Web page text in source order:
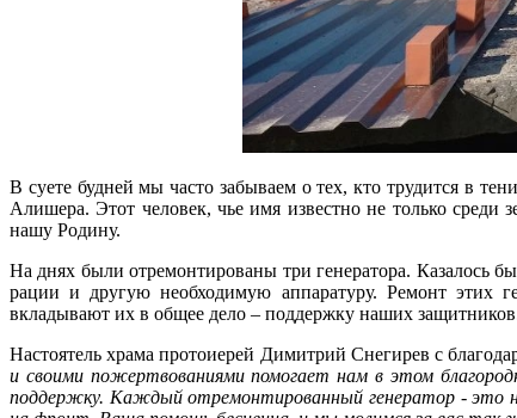
В суете будней мы часто забываем о тех, кто трудится в
Алишера. Этот человек, чье имя известно не только среди
нашу Родину.
На днях были отремонтированы три генератора. Казалось
рации и другую необходимую аппаратуру. Ремонт этих
вкладывают их в общее дело – поддержку наших
Настоятель храма протоиерей Димитрий Снегирев с
и своими пожертвованиями помогает нам в этом
поддержку. Каждый отремонтированный генератор - это